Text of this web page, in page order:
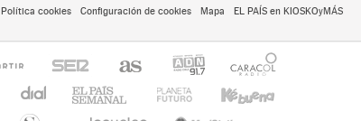
Política cookies Configuración de cookies Mapa
EL PAÍS en KIOSKOyMÁS